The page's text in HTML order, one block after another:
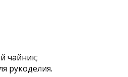
чайник;
рукоделия.